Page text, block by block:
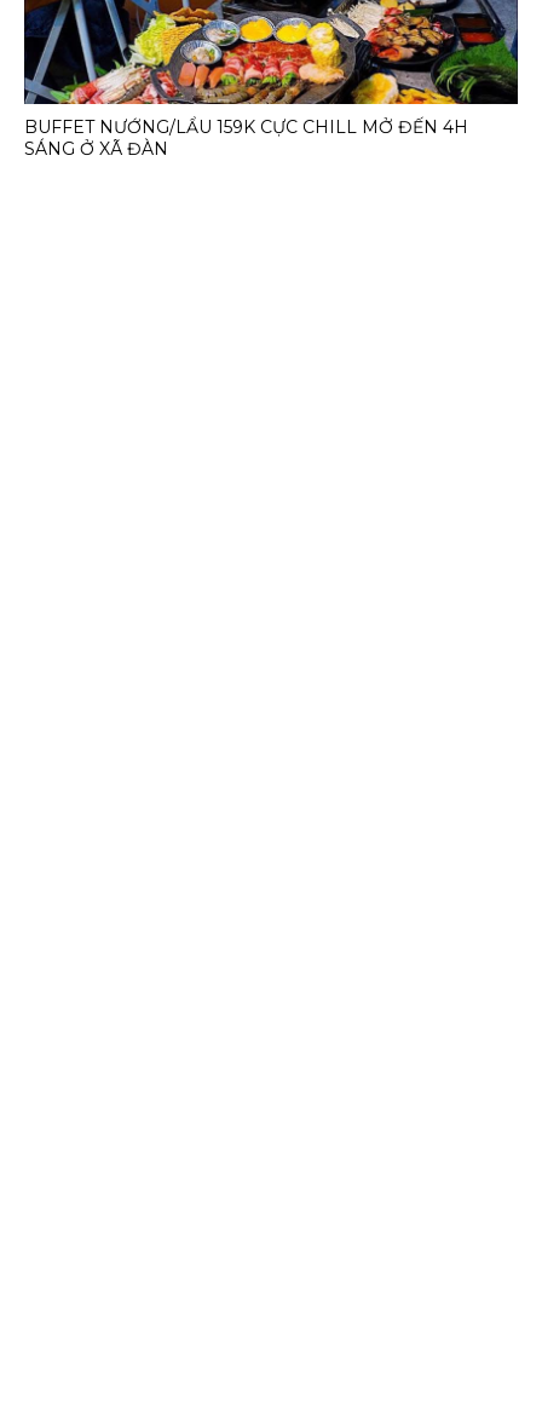
BUFFET NƯỚNG/LẨU 159K CỰC CHILL MỞ ĐẾN 4H
SÁNG Ở XÃ ĐÀN